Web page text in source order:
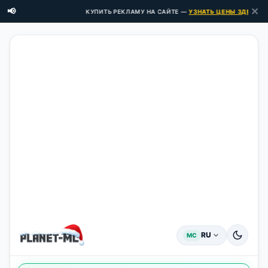
📢 КУПИТЬ РЕКЛАМУ НА САЙТЕ —УЗНАТЬ ЦЕНЫ ЗДЕСЬ → ✕
MC RU